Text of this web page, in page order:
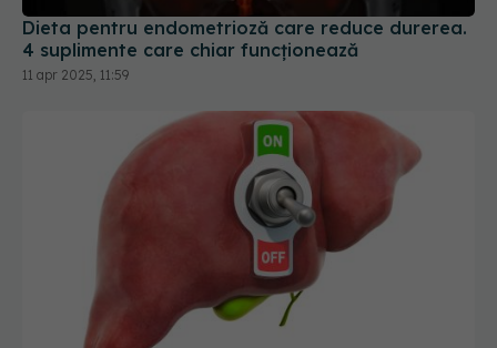
Dieta pentru endometrioză care reduce durerea.
4 suplimente care chiar funcționează
11 apr 2025, 11:59